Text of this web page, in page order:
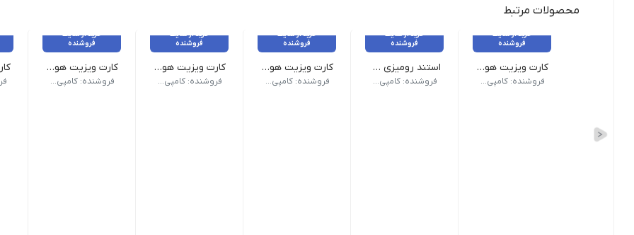
محصولات مرتبط
خرید از سایت
فروشنده
کارت ویزیت هوشمند NFC - QR جنس: PVC | روکش: لمینت
فروشنده: کامپی لینک
خرید از سایت
فروشنده
استند رومیزی هوشمند NFC - QR جنس: Pelaxi
فروشنده: کامپی لینک
خرید از سایت
فروشنده
کارت ویزیت هوشمند QR _ سلفون براق طرح لمینت جنس: گلاسه 300 گرم کُره‌ای
فروشنده: کامپی لینک
خرید از سایت
فروشنده
کارت ویزیت هوشمند QR _ سلفون مات طرح لمینت جنس: گلاسه 300 گرم کُره‌ای
فروشنده: کامپی لینک
خرید از سایت
فروشنده
کارت ویزیت هوشمند QR _ لمینت براق دورگرد جنس: گلاسه 300 گرم کُره‌ای
فروشنده: کامپی لینک